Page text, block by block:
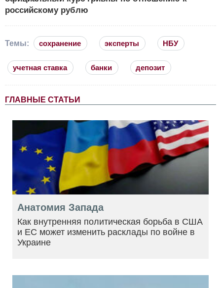
российскому рублю
Темы: сохранение эксперты НБУ
учетная ставка банки депозит
ГЛАВНЫЕ СТАТЬИ
Анатомия Запада
Как внутренняя политическая борьба в США
и ЕС может изменить расклады по войне в
Украине